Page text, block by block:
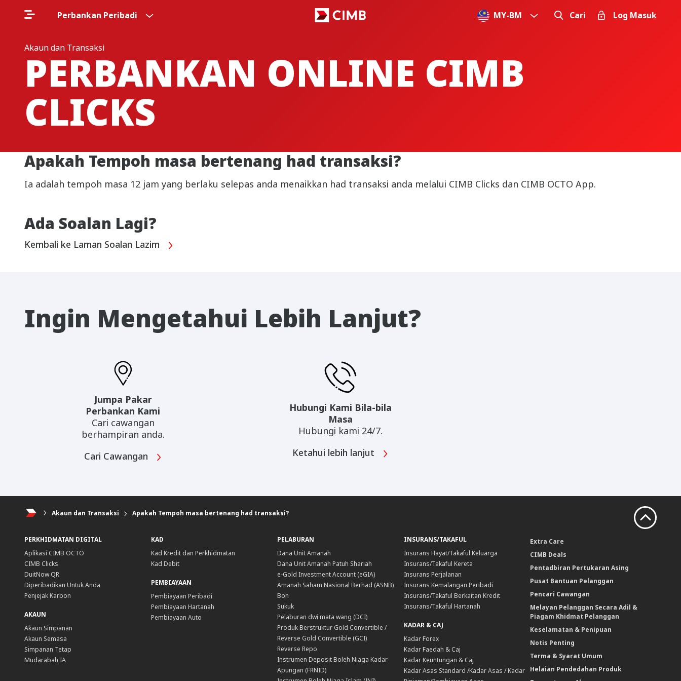
Perbankan Peribadi MY-BM Cari Log Masuk
Akaun dan Transaksi
PERBANKAN ONLINE CIMB
CLICKS
Apakah Tempoh masa bertenang had transaksi?
Ia adalah tempoh masa 12 jam yang berlaku selepas anda menaikkan had transaksi anda melalui CIMB Clicks dan CIMB OCTO App.
Ada Soalan Lagi?
Kembali ke Laman Soalan Lazim
Ingin Mengetahui Lebih Lanjut?
Jumpa Pakar
Perbankan Kami
Cari cawangan
berhampiran anda.
Cari Cawangan
Hubungi Kami Bila-bila
Masa
Hubungi kami 24/7.
Ketahui lebih lanjut
Akaun dan Transaksi Apakah Tempoh masa bertenang had transaksi?
PERKHIDMATAN DIGITAL
Aplikasi CIMB OCTO
CIMB Clicks
DuitNow QR
Diperibadikan Untuk Anda
Penjejak Karbon
AKAUN
Akaun Simpanan
Akaun Semasa
Simpanan Tetap
Mudarabah IA
KAD
Kad Kredit dan Perkhidmatan
Kad Debit
PEMBIAYAAN
Pembiayaan Peribadi
Pembiayaan Hartanah
Pembiayaan Auto
PELABURAN
Dana Unit Amanah
Dana Unit Amanah Patuh Shariah
e-Gold Investment Account (eGIA)
Amanah Saham Nasional Berhad (ASNB)
Bon
Sukuk
Pelaburan dwi mata wang (DCI)
Produk Berstruktur Gold Convertible /
Reverse Gold Convertible (GCI)
Reverse Repo
Instrumen Deposit Boleh Niaga Kadar
Apungan (FRNID)
INSURANS/TAKAFUL
Insurans Hayat/Takaful Keluarga
Insurans/Takaful Kereta
Insurans Perjalanan
Insurans Kemalangan Peribadi
Insurans/Takaful Berkaitan Kredit
Insurans/Takaful Hartanah
KADAR & CAJ
Kadar Forex
Kadar Faedah & Caj
Kadar Keuntungan & Caj
Kadar Asas Standard /Kadar Asas / Kadar
Extra Care
CIMB Deals
Pentadbiran Pertukaran Asing
Pusat Bantuan Pelanggan
Pencari Cawangan
Melayan Pelanggan Secara Adil &
Piagam Khidmat Pelanggan
Keselamatan & Penipuan
Notis Penting
Terma & Syarat Umum
Helaian Pendedahan Produk